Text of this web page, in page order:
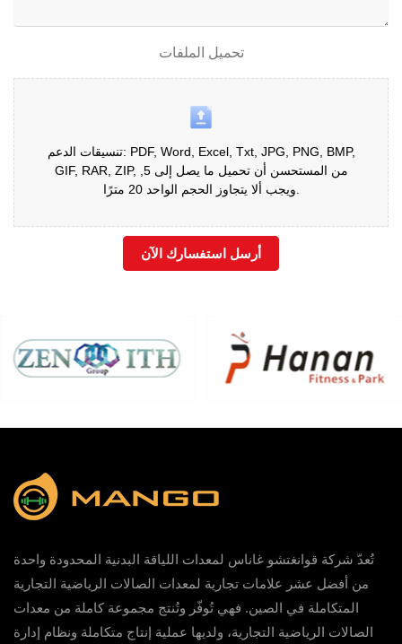
تحميل الملفات
تنسيقات الدعم: PDF, Word, Excel, Txt, JPG, PNG, BMP,
GIF, RAR, ZIP, من المستحسن أن تحميل ما يصل إلى 5,
أرسل استفسارك الآن
تُعدّ شركة قوانغتشو غاناس لمعدات اللياقة البدنية المحدودة واحدة
من أفضل عشر علامات تجارية لمعدات الصالات الرياضية التجارية
المتكاملة في الصين. فهي تُوفّر وتُنتج مجموعة كاملة من معدات
الصالات الرياضية التجارية، ولديها عملية إنتاج متكاملة ونظام إدارة